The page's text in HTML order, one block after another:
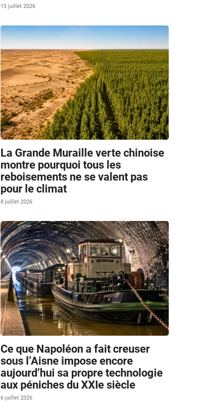
13 juillet 2026
La Grande Muraille verte chinoise
montre pourquoi tous les
reboisements ne se valent pas
pour le climat
8 juillet 2026
Ce que Napoléon a fait creuser
sous l’Aisne impose encore
aujourd’hui sa propre technologie
aux péniches du XXIe siècle
6 juillet 2026